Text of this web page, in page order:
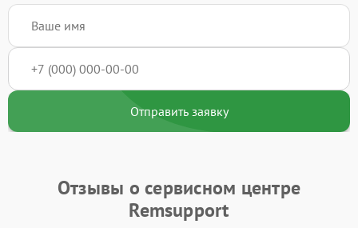
Отправить заявку
Отзывы о сервисном центре
Remsupport